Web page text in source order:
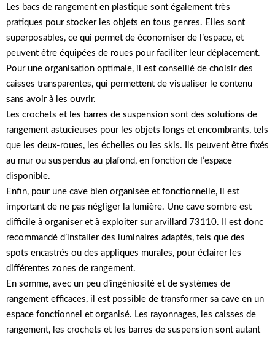
Les bacs de rangement en plastique sont également très
pratiques pour stocker les objets en tous genres. Elles sont
superposables, ce qui permet de économiser de l’espace, et
peuvent être équipées de roues pour faciliter leur déplacement.
Pour une organisation optimale, il est conseillé de choisir des
caisses transparentes, qui permettent de visualiser le contenu
sans avoir à les ouvrir.
Les crochets et les barres de suspension sont des solutions de
rangement astucieuses pour les objets longs et encombrants, tels
que les deux-roues, les échelles ou les skis. Ils peuvent être fixés
au mur ou suspendus au plafond, en fonction de l’espace
disponible.
Enfin, pour une cave bien organisée et fonctionnelle, il est
important de ne pas négliger la lumière. Une cave sombre est
difficile à organiser et à exploiter sur arvillard 73110. Il est donc
recommandé d’installer des luminaires adaptés, tels que des
spots encastrés ou des appliques murales, pour éclairer les
différentes zones de rangement.
En somme, avec un peu d’ingéniosité et de systèmes de
rangement efficaces, il est possible de transformer sa cave en un
espace fonctionnel et organisé. Les rayonnages, les caisses de
rangement, les crochets et les barres de suspension sont autant